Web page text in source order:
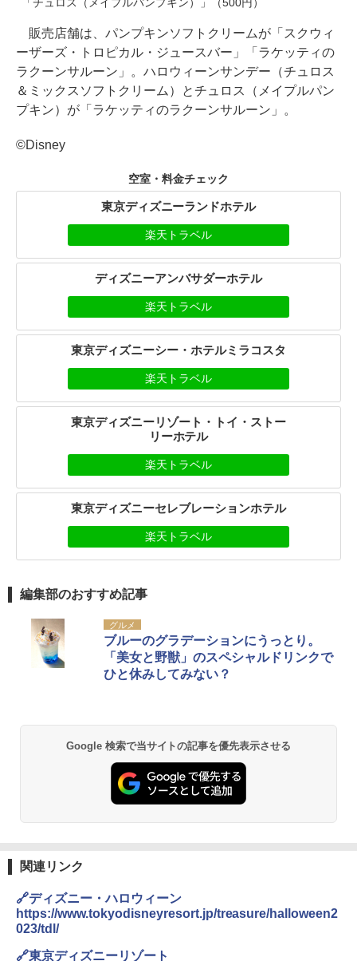
販売店舗は、パンプキンソフトクリームが「スクウィ
ーザーズ・トロピカル・ジュースバー」「ラケッティの
ラクーンサルーン」。ハロウィーンサンデー（チュロス
＆ミックスソフトクリーム）とチュロス（メイプルパン
プキン）が「ラケッティのラクーンサルーン」。
©Disney
空室・料金チェック
東京ディズニーランドホテル
楽天トラベル
ディズニーアンバサダーホテル
楽天トラベル
東京ディズニーシー・ホテルミラコスタ
楽天トラベル
東京ディズニーリゾート・トイ・ストー
リーホテル
楽天トラベル
東京ディズニーセレブレーションホテル
楽天トラベル
編集部のおすすめ記事
グルメ
ブルーのグラデーションにうっとり。
「美女と野獣」のスペシャルドリンクで
ひと休みしてみない？
Google 検索で当サイトの記事を優先表示させる
関連リンク
🔗ディズニー・ハロウィーン
https://www.tokyodisneyresort.jp/treasure/halloween2
023/tdl/
🔗東京ディズニーリゾート